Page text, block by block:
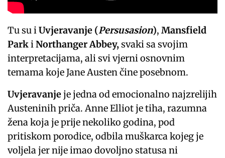
Tu su iUvjeravanje (Persusasion),Mansfield
ParkiNorthanger Abbey,svaki sa svojim
interpretacijama, ali svi vjerni osnovnim
temama koje Jane Austen čine posebnom.
Uvjeravanjeje jedna od emocionalno najzrelijih
Austeninih priča. Anne Elliot je tiha, razumna
žena koja je prije nekoliko godina, pod
pritiskom porodice, odbila muškarca kojeg je
voljela jer nije imao dovoljno statusa ni